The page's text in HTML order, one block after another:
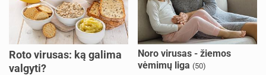
Roto virusas: ką galima
valgyti?
Noro virusas - žiemos
vėmimų liga (50)